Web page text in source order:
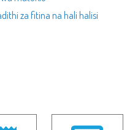
za fitina na hali halisi